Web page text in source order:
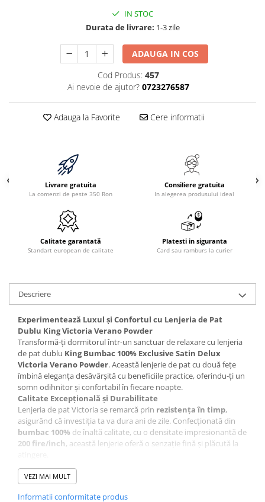
IN STOC
Durata de livrare: 1-3 zile
ADAUGA IN COS
Cod Produs: 457
Ai nevoie de ajutor? 0723276587
Adauga la Favorite Cere informatii
Livrare gratuita
La comenzi de peste 350 Ron
Consiliere gratuita
In alegerea produsului ideal
Calitate garantată
Standart european de calitate
Platesti in siguranta
Card sau ramburs la curier
Descriere
Experimentează Luxul și Confortul cu Lenjeria de Pat
Dublu King Victoria Verano Powder
Transformă-ți dormitorul într-un sanctuar de relaxare cu lenjeria
de pat dublu King Bumbac 100% Exclusive Satin Delux
Victoria Verano Powder. Această lenjerie de pat cu două fețe
îmbină eleganța desăvârșită cu beneficiile practice, oferindu-ți un
somn odihnitor și confortabil în fiecare noapte.
Calitate Excepțională și Durabilitate
Lenjeria de pat Victoria se remarcă prin rezistența în timp,
asigurând că investiția ta va dura ani de zile. Confecționată din
bumbac 100% de înaltă calitate, cu o densitate impresionantă de
200 fire/inch, această lenjerie oferă o senzație fină și plăcută la
Echilibru Termic Perfect
Bucură-te de un somn liniștit indiferent de sezon. Lenjeria de pat
corpului în timpul nopții, menținând pielea uscată și confortabilă,
VEZI MAI MULT
Informatii conformitate produs